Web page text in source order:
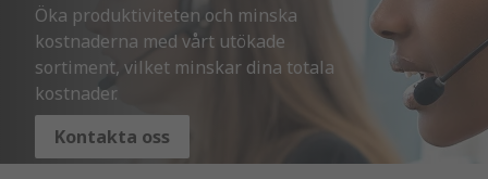
Öka produktiviteten och minska
kostnaderna med vårt utökade
sortiment, vilket minskar dina totala
Kontakta oss